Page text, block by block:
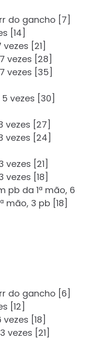
do gancho [7]
[14]
[21]
vezes [28]
vezes [35]
vezes [30]
vezes [27]
vezes [24]
[21]
[18]
pb da 1ª mão, 6
3 pb [18]
do gancho [6]
[12]
[18]
[21]